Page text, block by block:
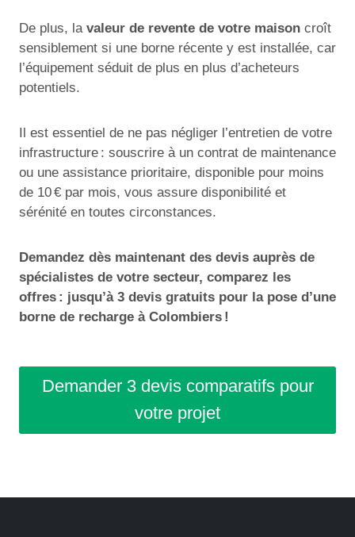
De plus, la valeur de revente de votre maison croît
sensiblement si une borne récente y est installée, car
l’équipement séduit de plus en plus d’acheteurs
potentiels.
Il est essentiel de ne pas négliger l’entretien de votre
infrastructure : souscrire à un contrat de maintenance
ou une assistance prioritaire, disponible pour moins
de 10 € par mois, vous assure disponibilité et
sérénité en toutes circonstances.
Demandez dès maintenant des devis auprès de
spécialistes de votre secteur, comparez les
offres : jusqu’à 3 devis gratuits pour la pose d’une
borne de recharge à Colombiers !
Demander 3 devis comparatifs pour
votre projet